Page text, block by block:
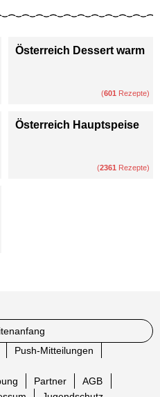
Österreich Dessert warm
(601 Rezepte)
Österreich Hauptspeise
(2361 Rezepte)
Push-Mitteilungen
Partner
AGB